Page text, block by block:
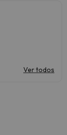
Ver todos